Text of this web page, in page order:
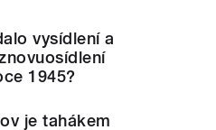
vysídlení a
1945?
je tahákem